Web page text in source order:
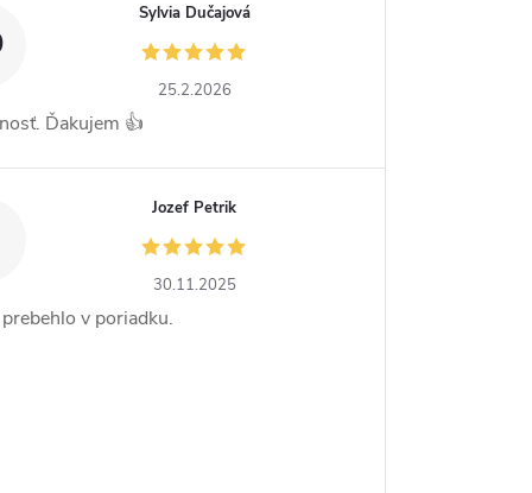
Sylvia Dučajová
25.2.2026
Ďakujem 👍
Jozef Petrik
30.11.2025
v poriadku.